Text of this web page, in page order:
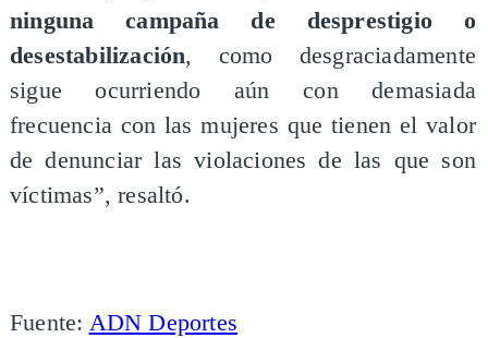
ninguna campaña de desprestigio o
desestabilización, como desgraciadamente
sigue ocurriendo aún con demasiada
frecuencia con las mujeres que tienen el valor
de denunciar las violaciones de las que son
víctimas”, resaltó.
Fuente: ADN Deportes